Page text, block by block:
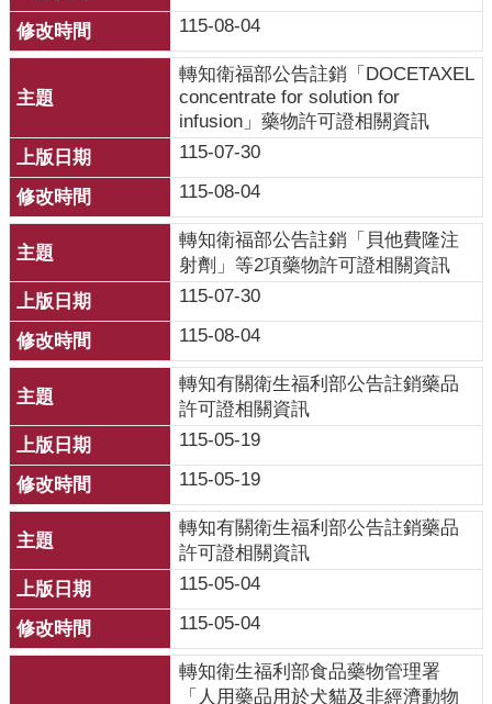
核
菌
素
測
驗
兒
童
牙
塗
氟
M
痘
醫
療
器
材
回
首
頁
網
站
115-08-04
轉知衛福部公告註銷「DOCETAXEL
concentrate for solution for
infusion」藥物許可證相關資訊
115-07-30
115-08-04
轉知衛福部公告註銷「貝他費隆注
射劑」等2項藥物許可證相關資訊
115-07-30
115-08-04
轉知有關衛生福利部公告註銷藥品
許可證相關資訊
115-05-19
115-05-19
轉知有關衛生福利部公告註銷藥品
許可證相關資訊
115-05-04
115-05-04
轉知衛生福利部食品藥物管理署
「人用藥品用於犬貓及非經濟動物